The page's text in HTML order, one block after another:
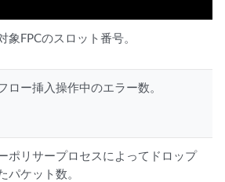
象FPCのスロット番号。
ロー挿入操作中のエラー数。
ポリサープロセスによってドロップ
パケット数。